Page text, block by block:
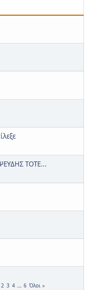
ΤΟΤΕ...
2 3 4 ... 6 Όλοι